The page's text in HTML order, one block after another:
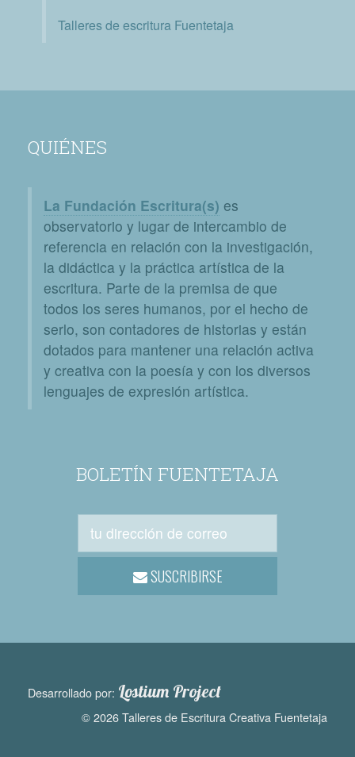
Talleres de escritura Fuentetaja
QUIÉNES
La Fundación Escritura(s) es
observatorio y lugar de intercambio de
referencia en relación con la investigación,
la didáctica y la práctica artística de la
escritura. Parte de la premisa de que
todos los seres humanos, por el hecho de
serlo, son contadores de historias y están
dotados para mantener una relación activa
y creativa con la poesía y con los diversos
lenguajes de expresión artística.
BOLETÍN FUENTETAJA
SUSCRIBIRSE
Desarrollado por: Lostium Project
© 2026 Talleres de Escritura Creativa Fuentetaja